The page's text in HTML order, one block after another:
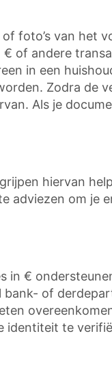
foto’s van het
of andere
in een
Zodra de
Als je
hiervan
adviezen om je
in €
bank- of
identiteit te